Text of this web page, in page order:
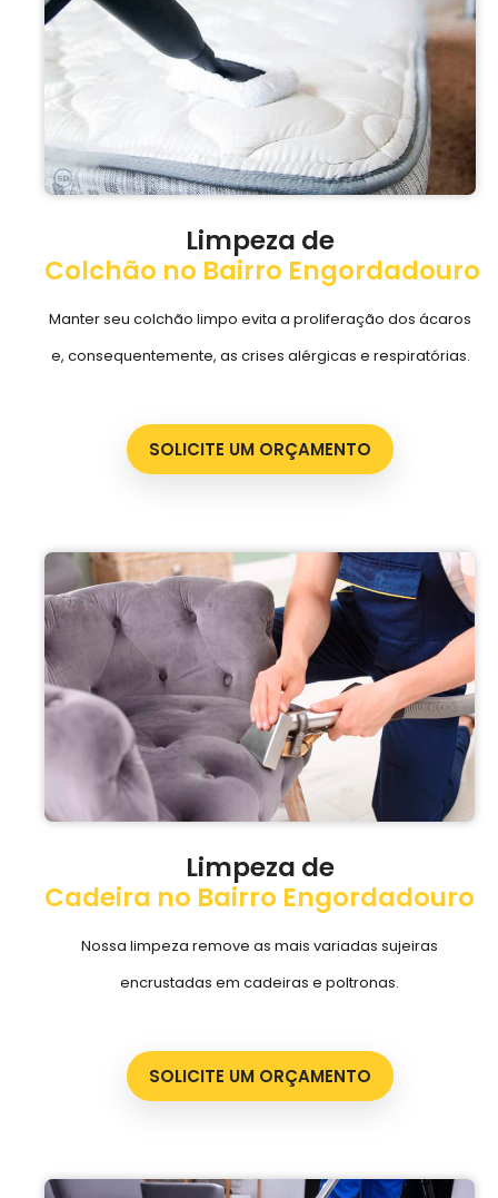
Limpeza de
Colchão no Bairro Engordadouro
Manter seu colchão limpo evita a proliferação dos ácaros
e, consequentemente, as crises alérgicas e respiratórias.
SOLICITE UM ORÇAMENTO
Limpeza de
Cadeira no Bairro Engordadouro
Nossa limpeza remove as mais variadas sujeiras
encrustadas em cadeiras e poltronas.
SOLICITE UM ORÇAMENTO